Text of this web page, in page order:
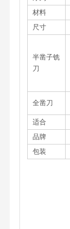
材料
尺寸
半凿子铣
刀
全凿刀
适合
品牌
包装